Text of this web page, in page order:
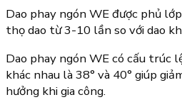
Dao phay ngón WE được phủ
thọ dao từ 3-10 lần so với dao
Dao phay ngón WE có cấu trúc
khác nhau là 38° và 40° giúp
hưởng khi gia công.